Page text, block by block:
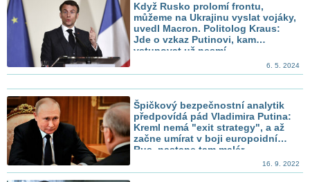
Když Rusko prolomí frontu,
můžeme na Ukrajinu vyslat vojáky,
uvedl Macron. Politolog Kraus:
Jde o vzkaz Putinovi, kam
vstupovat už nesmí
6. 5. 2024
Špičkový bezpečnostní analytik
předpovídá pád Vladimira Putina:
Kreml nemá "exit strategy", a až
začne umírat v boji europoidní
Rus, nastane tam malér
16. 9. 2022